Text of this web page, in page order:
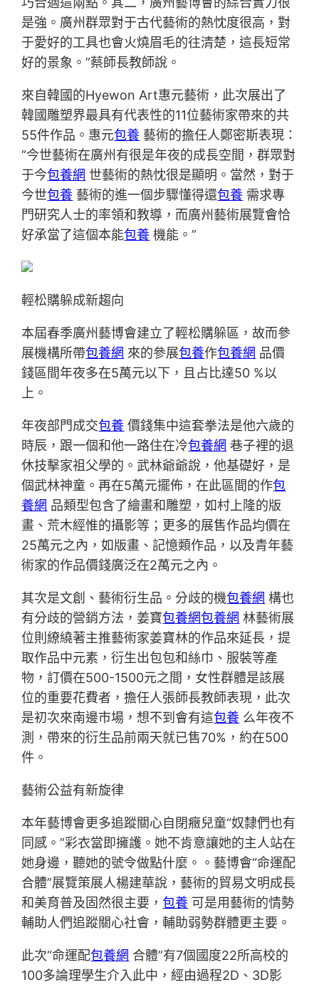
是強。廣州群眾對于古代藝術的熱忱度很高，對
于愛好的工具也會火燒眉毛的往清楚，這長短常
好的景象。”蔡師長教師說。
來自韓國的Hyewon Art惠元藝術，此次展出了
韓國雕塑界最具有代表性的11位藝術家帶來的共
55件作品。惠元包養 藝術的擔任人鄭密斯表現：
“今世藝術在廣州有很是年夜的成長空間，群眾對
于今包養網 世藝術的熱忱很是顯明。當然，對于
今世包養 藝術的進一個步驟懂得還包養 需求專
門研究人士的率領和教導，而廣州藝術展覽會恰
好承當了這個本能包養 機能。”
輕松購躲成新趨向
本屆春季廣州藝博會建立了輕松購躲區，故而參
展機構所帶包養網 來的參展包養作包養網 品價
錢區間年夜多在5萬元以下，且占比達50 %以
上。
年夜部門成交包養 價錢集中這套拳法是他六歲的
時辰，跟一個和他一路住在冷包養網 巷子裡的退
休技擊家祖父學的。武林爺爺說，他基礎好，是
個武林神童。再在5萬元擺佈，在此區間的作包
養網 品類型包含了繪畫和雕塑，如村上隆的版
畫、荒木經惟的攝影等；更多的展售作品均價在
25萬元之內，如版畫、記憶類作品，以及青年藝
術家的作品價錢廣泛在2萬元之內。
其次是文創、藝術衍生品。分歧的機包養網 構也
有分歧的營銷方法，姜寶包養網包養網 林藝術展
位則繚繞著主推藝術家姜寶林的作品來延長，提
取作品中元素，衍生出包包和絲巾、服裝等產
物，訂價在500-1500元之間，女性群體是該展
位的重要花費者，擔任人張師長教師表現，此次
是初次來南邊市場，想不到會有這包養 么年夜不
測，帶來的衍生品前兩天就已售70%，約在500
件。
藝術公益有新旋律
本年藝博會更多追蹤關心自閉癥兒童“奴隸們也有
同感。”彩衣當即擁護。她不肯意讓她的主人站在
她身邊，聽她的號令做點什麼。。藝博會“命運配
合體”展覽策展人楊建華說，藝術的貿易文明成長
和美育普及固然很主要，包養 可是用藝術的情勢
輔助人們追蹤關心社會，輔助弱勢群體更主要。
此次“命運配包養網 合體”有7個國度22所高校的
100多論理學生介入此中，經由過程2D、3D影